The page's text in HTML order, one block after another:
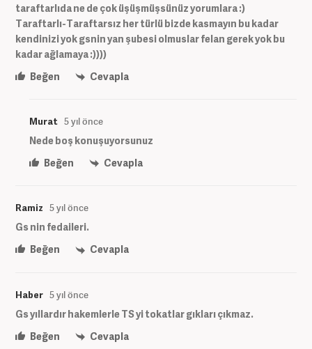
taraftarlıda ne de çok üşüşmüşsünüz yorumlara :)
Taraftarlı-Taraftarsız her türlü bizde kasmayın bu kadar
kendinizi yok gsnin yan şubesi olmuslar felan gerek yok bu
kadar ağlamaya :))))
Beğen
Cevapla
Murat 5 yıl önce
Nede boş konuşuyorsunuz
Beğen
Cevapla
Ramiz 5 yıl önce
Gs nin fedaileri.
Beğen
Cevapla
Haber 5 yıl önce
Gs yıllardır hakemlerle TS yi tokatlar gıkları çıkmaz.
Beğen
Cevapla